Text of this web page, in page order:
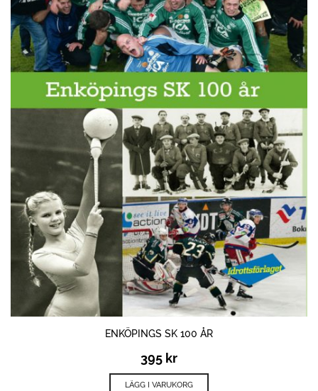
ENKÖPINGS SK 100 ÅR
395 kr
LÄGG I VARUKORG